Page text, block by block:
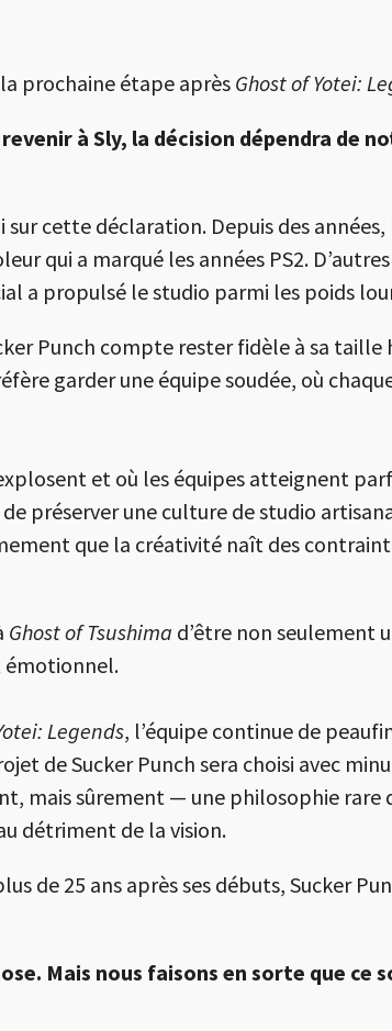
prochaine étape après Ghost of Yotei:
à Sly, la décision dépendra de
cette déclaration. Depuis des
qui a marqué les années PS2.
a propulsé le studio parmi les poids
Punch compte rester fidèle à sa
garder une équipe soudée, où
et où les équipes atteignent
préserver une culture de studio
que la créativité naît des
Ghost of Tsushima d’être non seulement
émotionnel.
Legends, l’équipe continue de
de Sucker Punch sera choisi avec
mais sûrement — une philosophie
détriment de la vision.
de 25 ans après ses débuts, Sucker
Mais nous faisons en sorte que ce